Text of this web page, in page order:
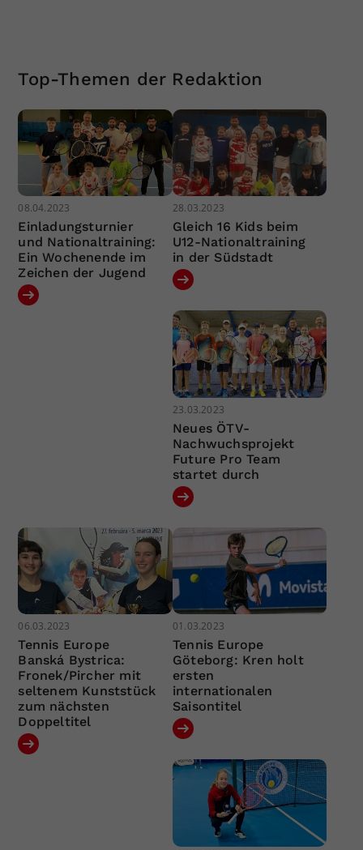
Top-Themen der Redaktion
08.04.2023
Einladungsturnier
und Nationaltraining:
Ein Wochenende im
Zeichen der Jugend
28.03.2023
Gleich 16 Kids beim
U12-Nationaltraining
in der Südstadt
23.03.2023
Neues ÖTV-
Nachwuchsprojekt
Future Pro Team
startet durch
06.03.2023
Tennis Europe
Banská Bystrica:
Fronek/Pircher mit
seltenem Kunststück
zum nächsten
Doppeltitel
01.03.2023
Tennis Europe
Göteborg: Kren holt
ersten
internationalen
Saisontitel